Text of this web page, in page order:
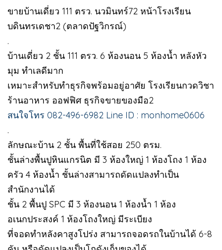
ขายบ้านเดี่ยว 111 ตรว. นวมินทร์72 หน้าโรงเรียน
บดินทรเดชา2 (ตลาดปัฐวิกรณ์)
.
บ้านเดี่ยว 2 ชั้น 111 ตรว. 6 ห้องนอน 5 ห้องน้ำ หลังหัว
มุม ทำเลดีมาก
เหมาะสำหรับทำธุรกิจพร้อมอยู่อาศัย โรงเรียนกวดวิชา
ร้านอาหาร ออฟฟิศ ธุรกิจขายของมือ2
สนใจโทร 082-496-6982 Line ID : monhome0606
.
ลักษณะบ้าน 2 ชั้น พื้นที่ใช้สอย 250 ตรม.
ชั้นล่างพื้นปูหินแกรนิต มี 3 ห้องใหญ่ 1 ห้องโถง 1 ห้อง
ครัว 4 ห้องน้ำ ชั้นล่างสามารถดัดแปลงทำเป็น
สำนักงานได้
ชั้น 2 พื้นปู SPC มี 3 ห้องนอน 1 ห้องน้ำ 1 ห้อง
อเนกประสงค์ 1 ห้องโถงใหญ่ มีระเบียง
ที่จอดทำหลังคาสูงโปร่ง สามารถจอดรถในบ้านได้ 6-8